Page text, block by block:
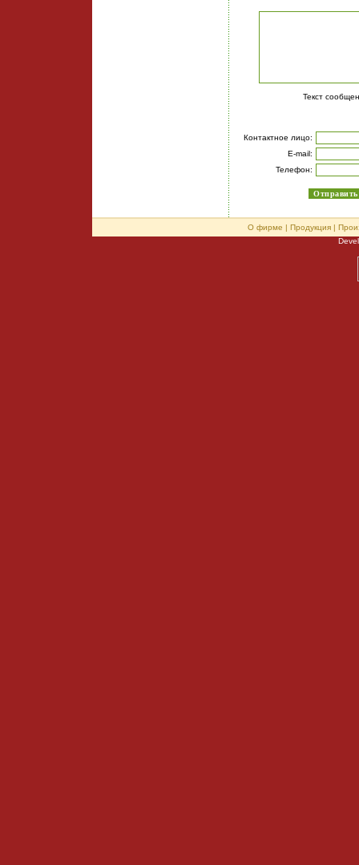
Текст
Контактное лицо:
E-mail:
Телефон:
О фирме | Продукция |